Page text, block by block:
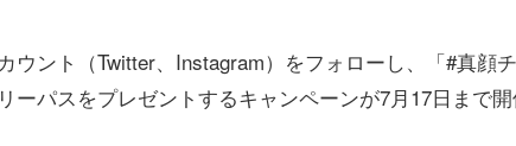
ウント（Twitter、Instagram）をフォローし、「#真顔
ーパスをプレゼントするキャンペーンが7月17日まで開